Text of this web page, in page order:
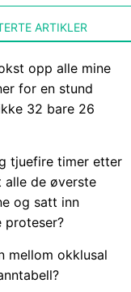
ARTIKLER
opp alle mine
for en stund
32 bare 26
tjuefire timer etter
alle de øverste
og satt inn
proteser?
mellom okklusal